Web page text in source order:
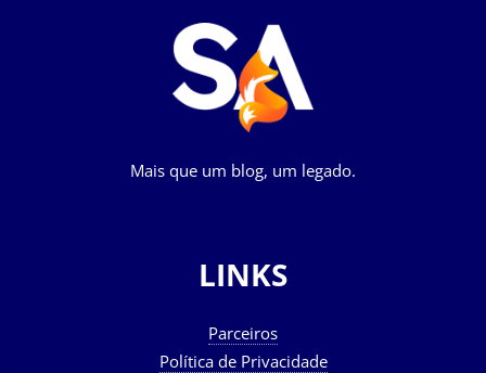
Mais que um blog, um legado.
LINKS
Parceiros
Política de Privacidade